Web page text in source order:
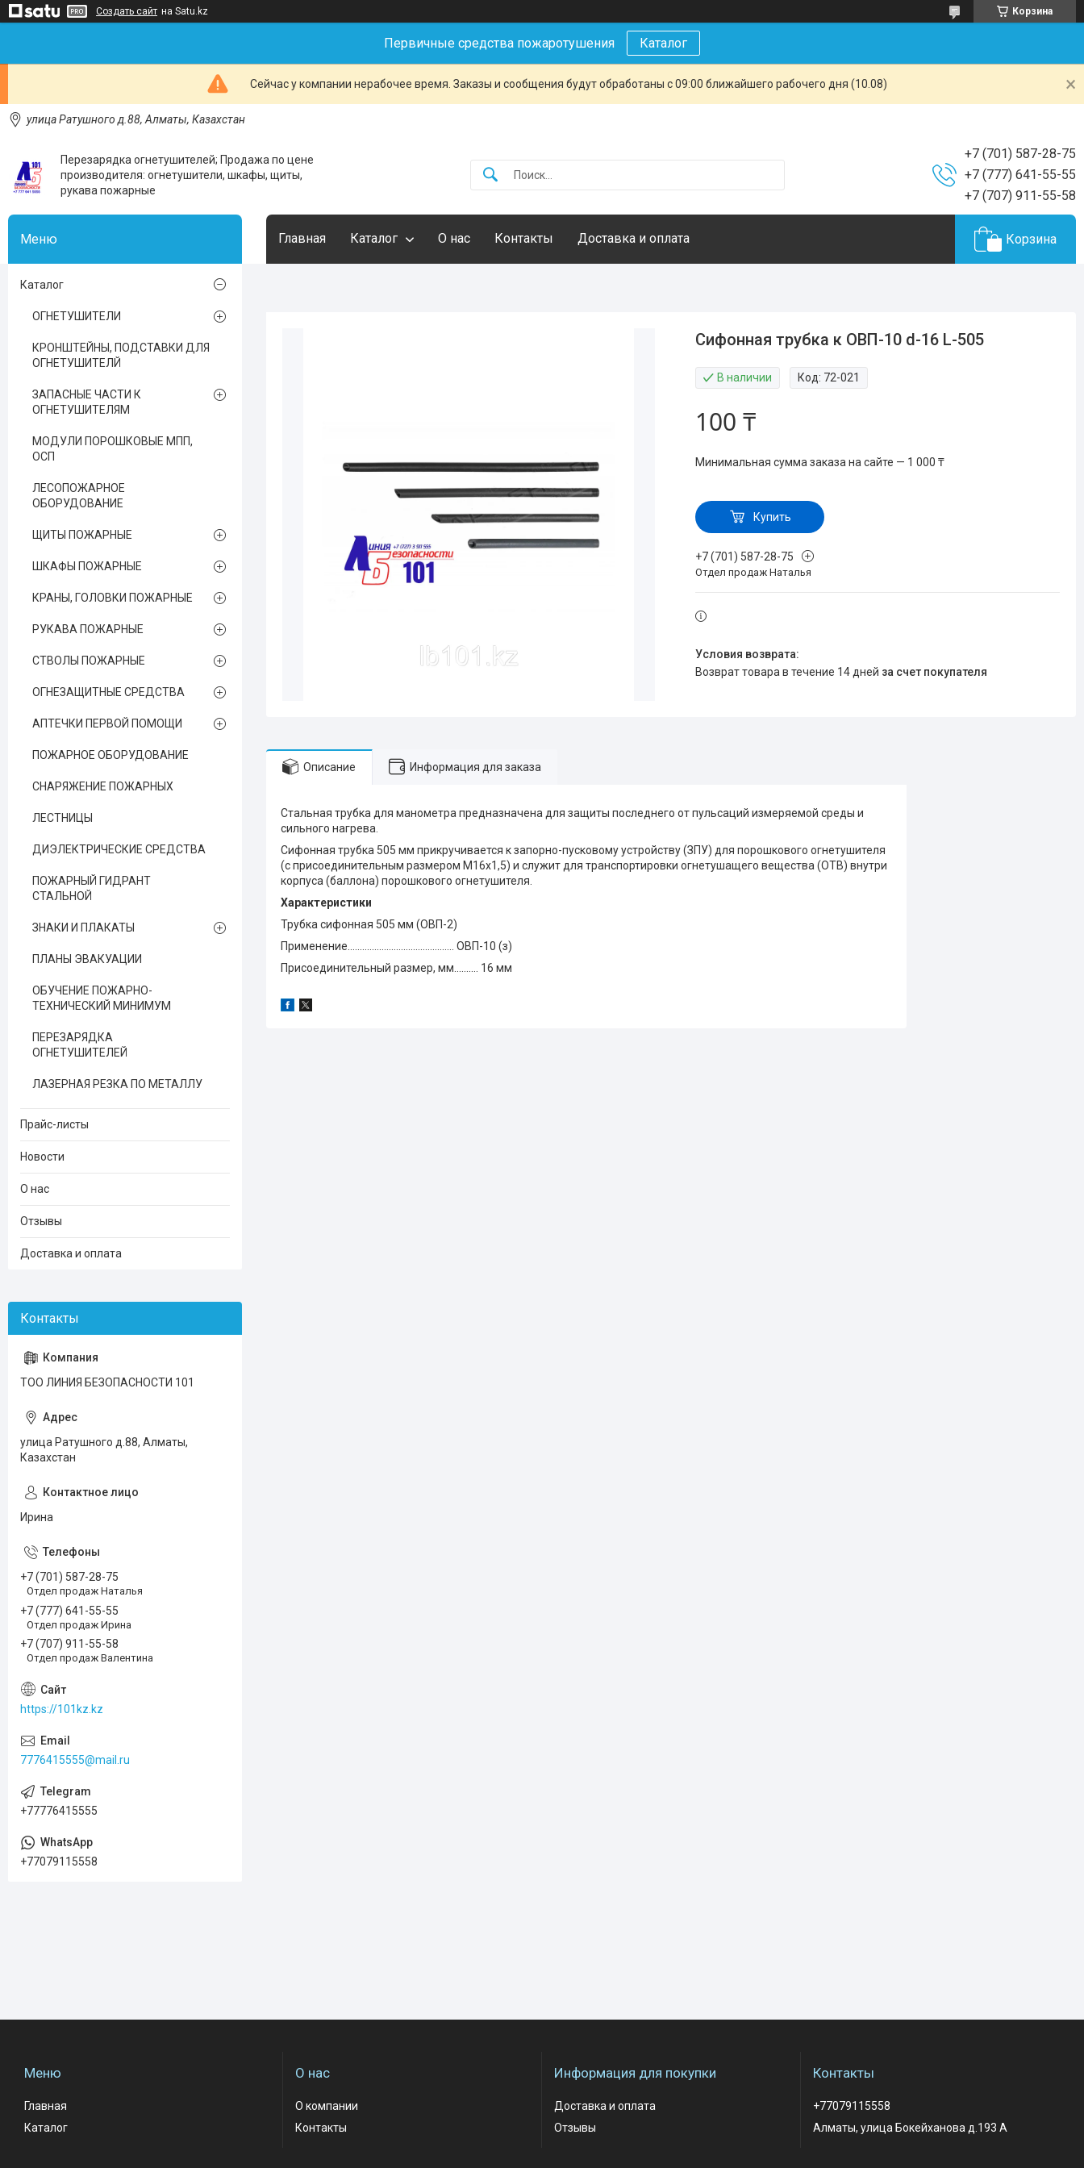
Создать сайт на Satu.kz Корзина
Первичные средства пожаротушения Каталог
Сейчас у компании нерабочее время. Заказы и сообщения будут обработаны с 09:00 ближайшего рабочего дня (10.08)
улица Ратушного д.88, Алматы, Казахстан
Перезарядка огнетушителей; Продажа по цене
производителя: огнетушители, шкафы, щиты,
рукава пожарные
+7 (701) 587-28-75
+7 (777) 641-55-55
+7 (707) 911-55-58
Главная Каталог О нас Контакты Доставка и оплата Корзина
Сифонная трубка к ОВП-10 d-16 L-505
В наличии Код: 72-021
100 ₸
Минимальная сумма заказа на сайте — 1 000 ₸
Купить
+7 (701) 587-28-75
Отдел продаж Наталья
возврат товара в течение 14 дней за счет покупателя
Описание Информация для заказа
Стальная трубка для манометра предназначена для защиты последнего от пульсаций измеряемой среды и
сильного нагрева.
Сифонная трубка 505 мм прикручивается к запорно-пусковому устройству (ЗПУ) для порошкового огнетушителя
(с присоединительным размером М16х1,5) и служит для транспортировки огнетушащего вещества (ОТВ) внутри
корпуса (баллона) порошкового огнетушителя.
Характеристики
Трубка сифонная 505 мм (ОВП-2)
Применение............................................ ОВП-10 (з)
Присоединительный размер, мм.......... 16 мм
Каталог
ОГНЕТУШИТЕЛИ
КРОНШТЕЙНЫ, ПОДСТАВКИ ДЛЯ
ОГНЕТУШИТЕЛЙ
ЗАПАСНЫЕ ЧАСТИ К
ОГНЕТУШИТЕЛЯМ
МОДУЛИ ПОРОШКОВЫЕ МПП,
ОСП
ЛЕСОПОЖАРНОЕ
ОБОРУДОВАНИЕ
ЩИТЫ ПОЖАРНЫЕ
ШКАФЫ ПОЖАРНЫЕ
КРАНЫ, ГОЛОВКИ ПОЖАРНЫЕ
РУКАВА ПОЖАРНЫЕ
СТВОЛЫ ПОЖАРНЫЕ
ОГНЕЗАЩИТНЫЕ СРЕДСТВА
АПТЕЧКИ ПЕРВОЙ ПОМОЩИ
ПОЖАРНОЕ ОБОРУДОВАНИЕ
СНАРЯЖЕНИЕ ПОЖАРНЫХ
ЛЕСТНИЦЫ
ДИЭЛЕКТРИЧЕСКИЕ СРЕДСТВА
ПОЖАРНЫЙ ГИДРАНТ
СТАЛЬНОЙ
ЗНАКИ И ПЛАКАТЫ
ПЛАНЫ ЭВАКУАЦИИ
ОБУЧЕНИЕ ПОЖАРНО-
ТЕХНИЧЕСКИЙ МИНИМУМ
ПЕРЕЗАРЯДКА
ОГНЕТУШИТЕЛЕЙ
ЛАЗЕРНАЯ РЕЗКА ПО МЕТАЛЛУ
Прайс-листы
Новости
О нас
Отзывы
Доставка и оплата
ТОО ЛИНИЯ БЕЗОПАСНОСТИ 101
улица Ратушного д.88, Алматы,
Казахстан
Ирина
+7 (701) 587-28-75
Отдел продаж Наталья
+7 (777) 641-55-55
Отдел продаж Ирина
+7 (707) 911-55-58
Отдел продаж Валентина
https://101kz.kz
7776415555@mail.ru
+77776415555
+77079115558
Меню
Главная
Каталог
О нас
О компании
Контакты
Информация для покупки
Доставка и оплата
Отзывы
Контакты
+77079115558
Алматы, улица Бокейханова д.193 А